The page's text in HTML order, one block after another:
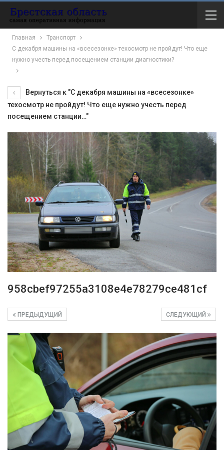
Главная
Транспорт
С декабря машины на «всесезонке» техосмотр не пройдут! Что еще
нужно учесть перед посещением станции диагностики?
Вернуться к "С декабря машины на «всесезонке»
техосмотр не пройдут! Что еще нужно учесть перед
посещением станции…"
958cbef97255a3108e4e78279ce481cf
СЛЕДУЮЩИЙ
ПРЕДЫДУЩИЙ